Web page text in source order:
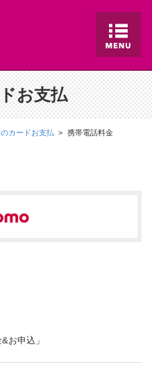
お支払
カードお支払 携帯電話料金
申込」